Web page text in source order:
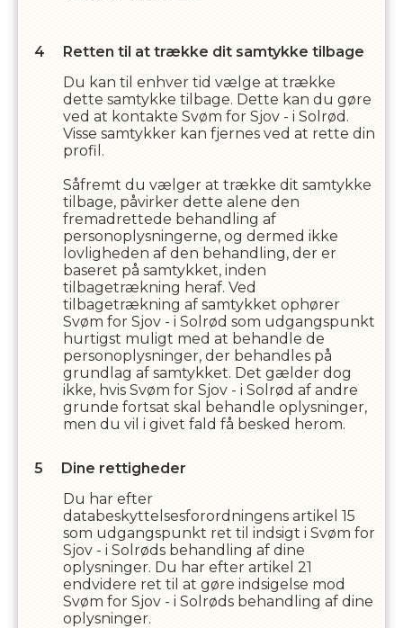
Retten til at trække dit samtykke tilbage
Du kan til enhver tid vælge at trække
dette samtykke tilbage. Dette kan du gøre
ved at kontakte Svøm for Sjov - i Solrød .
Visse samtykker kan fjernes ved at rette din
profil.
Såfremt du vælger at trække dit samtykke
tilbage, påvirker dette alene den
fremadrettede behandling af
personoplysningerne, og dermed ikke
lovligheden af den behandling, der er
baseret på samtykket, inden
tilbagetrækning heraf. Ved
tilbagetrækning af samtykket ophører
Svøm for Sjov - i Solrød som udgangspunkt
hurtigst muligt med at behandle de
personoplysninger, der behandles på
grundlag af samtykket. Det gælder dog
ikke, hvis Svøm for Sjov - i Solrød af andre
grunde fortsat skal behandle oplysninger,
men du vil i givet fald få besked herom.
Dine rettigheder
Du har efter
databeskyttelsesforordningens artikel 15
som udgangspunkt ret til indsigt i Svøm for
Sjov - i Solrøds behandling af dine
oplysninger. Du har efter artikel 21
endvidere ret til at gøre indsigelse mod
Svøm for Sjov - i Solrøds behandling af dine
oplysninger.